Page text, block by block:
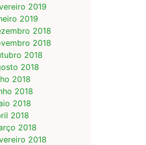
2019
2019
2018
2018
2018
2018
2018
2018
2018
2018
2018
2018